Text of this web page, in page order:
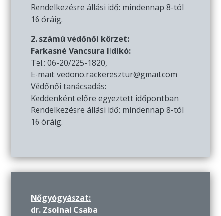
Rendelkezésre állási idő: mindennap 8-tól
16 óráig.
2. számú védőnői körzet:
Farkasné Vancsura Ildikó:
Tel.: 06-20/225-1820,
E-mail: vedono.rackeresztur@gmail.com
Védőnői tanácsadás:
Keddenként előre egyeztett időpontban
Rendelkezésre állási idő: mindennap 8-tól
16 óráig.
Nőgyógyászat:
dr. Zsolnai Csaba